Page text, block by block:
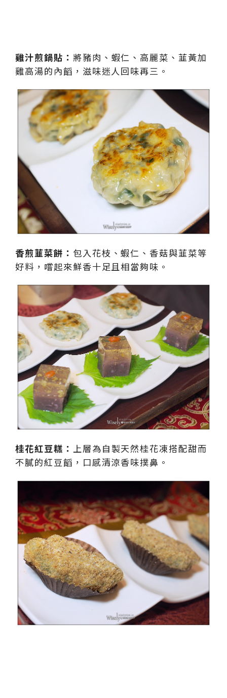
雞汁煎鍋貼： 將豬肉、蝦仁、高麗菜、韮黃加
雞高湯的內饀，滋味迷人回味再三。
香煎韮菜餅： 包入花枝、蝦仁、香菇與韮菜等
好料，嚐起來鮮香十足且相當夠味。
桂花紅豆糕： 上層為自製天然桂花凍搭配甜而
不膩的紅豆饀，口感清涼香味撲鼻。